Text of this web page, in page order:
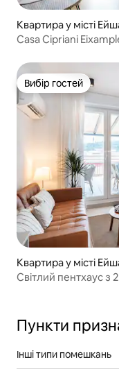
Квартира у місті
Casa Cipriani
Вибір гостей
Вибір гостей
Квартира у місті
Світлий пентхаус з
Пункти
Інші типи помешкань